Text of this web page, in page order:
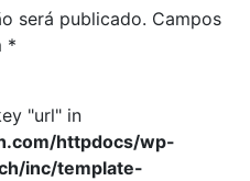
será publicado. Campos
*
"url" in
httpdocs/wp-
inc/template-